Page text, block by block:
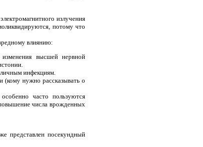
излучения
потому что
влиянию:
высшей нервной
инфекциям.
(кому нужно рассказывать о
часто пользуются
числа врожденных
представлен посекундный